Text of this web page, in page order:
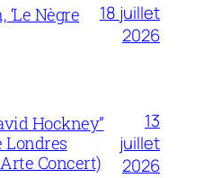
‘Le Nègre
18 juillet
2026
Hockney”
Londres
Concert)
13
juillet
2026